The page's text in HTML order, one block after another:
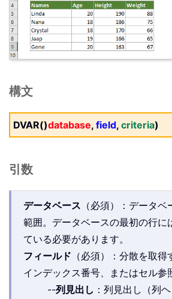
構文
DVAR()database, field, criteria)
引数
データベース （必須）：データ
範囲。データベースの最初の行に
ている必要があります。
フィールド （必須）：分散を取得
インデックス番号、またはセル参
--列見出し ：列見出し（列